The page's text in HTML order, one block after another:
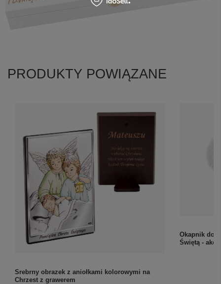
PRODUKTY POWIĄZANE
Srebrny obrazek z aniołkami kolorowymi na
Chrzest z grawerem
Okapnik do
Świętą -